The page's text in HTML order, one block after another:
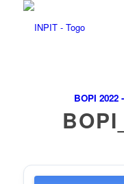
BOPI 2022